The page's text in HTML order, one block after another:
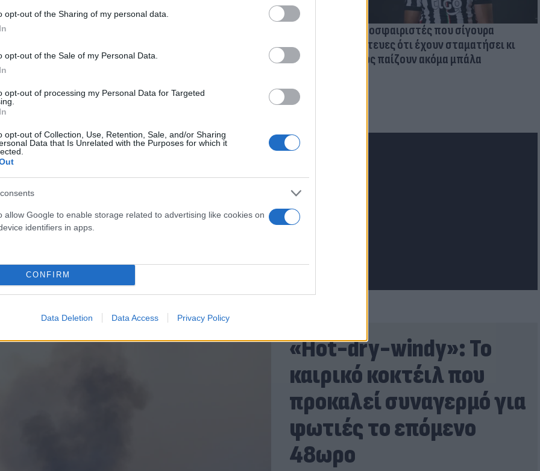
opt-out of the Sharing of my personal data.
opt-out of the Sale of my Personal Data.
opt-out of processing my Personal Data for Targeted
opt-out of Collection, Use, Retention, Sale, and/or Sharing
Data that Is Unrelated with the Purposes for which it
allow Google to enable storage related to advertising like cookies on
identifiers in apps.
CONFIRM
Data Deletion Data Access Privacy Policy
Νέο κύμα καύσωνα σαρώνει την
έκτακτα μέτρα σε πολλές χώρες
Ποδοσφαιριστές που σίγουρα
πίστευες ότι έχουν σταματήσει κι
όμως παίζουν ακόμα μπάλα
μην μένεις στο σκοτάδι... ακολούθησε το Flash.gr
«Hot-dry-windy»: Το
καιρικό κοκτέιλ που
προκαλεί συναγερμό για
φωτιές το επόμενο
48ωρο